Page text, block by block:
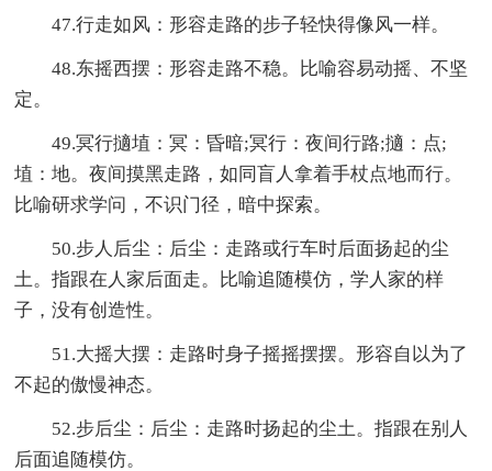
47.行走如风：形容走路的步子轻快得像风一样。
48.东摇西摆：形容走路不稳。比喻容易动摇、不坚
定。
49.冥行擿埴：冥：昏暗;冥行：夜间行路;擿：点;
埴：地。夜间摸黑走路，如同盲人拿着手杖点地而行。
比喻研求学问，不识门径，暗中探索。
50.步人后尘：后尘：走路或行车时后面扬起的尘
土。指跟在人家后面走。比喻追随模仿，学人家的样
子，没有创造性。
51.大摇大摆：走路时身子摇摇摆摆。形容自以为了
不起的傲慢神态。
52.步后尘：后尘：走路时扬起的尘土。指跟在别人
后面追随模仿。